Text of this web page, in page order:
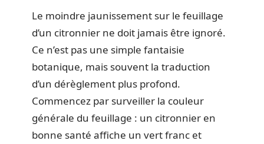
Le moindre jaunissement sur le feuillage
d’un citronnier ne doit jamais être ignoré.
Ce n’est pas une simple fantaisie
botanique, mais souvent la traduction
d’un dérèglement plus profond.
Commencez par surveiller la couleur
générale du feuillage : un citronnier en
bonne santé affiche un vert franc et